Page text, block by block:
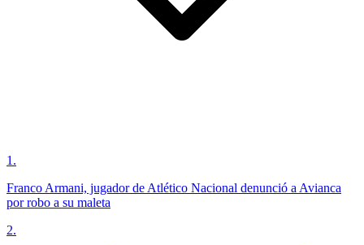
1 .
Franco Armani, jugador de Atlético Nacional denunció a Avianca
por robo a su maleta
2.